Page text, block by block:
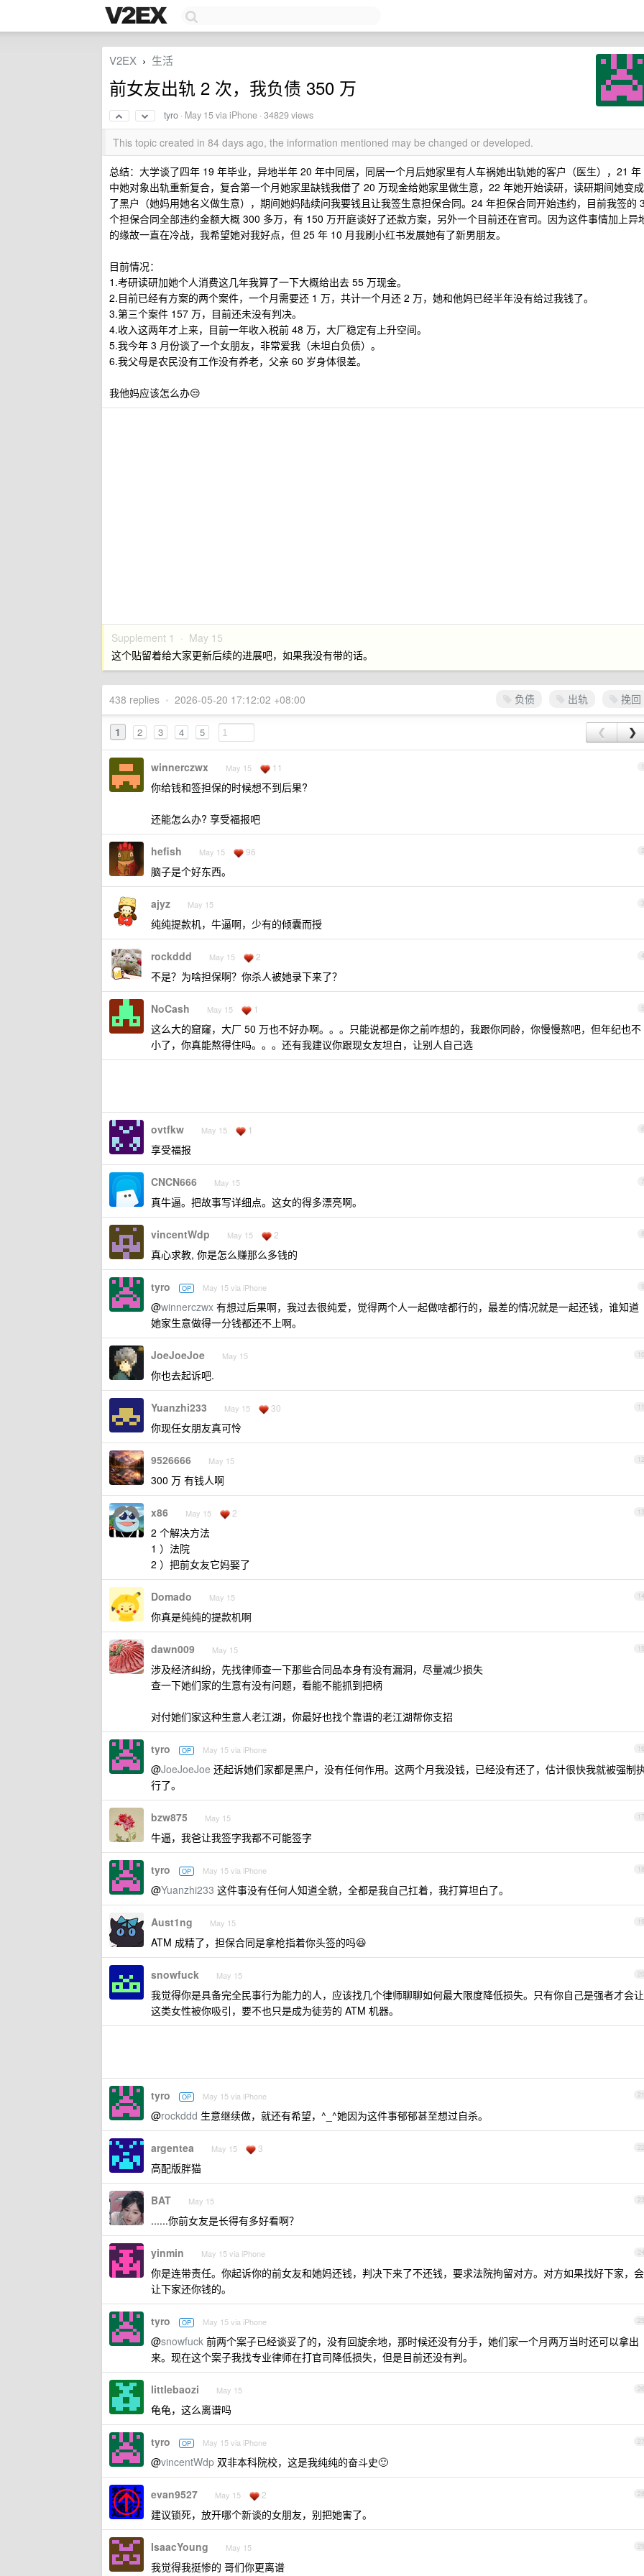
V2EX › 生活
前女友出轨 2 次，我负债 350 万
tyro · May 15via iPhone · 34829 views
This topic created in 84 days ago, the information mentioned may be changed or developed.
总结：大学谈了四年 19 年毕业，异地半年 20 年中同居，同居一个月后她家里有人车祸她出轨她的客户（医生），21 年
中她对象出轨重新复合，复合第一个月她家里缺钱我借了 20 万现金给她家里做生意，22 年她开始读研，读研期间她变成
了黑户（她妈用她名义做生意），期间她妈陆续问我要钱且让我签生意担保合同。24 年担保合同开始违约，目前我签的 3
个担保合同全部违约金额大概 300 多万，有 150 万开庭谈好了还款方案，另外一个目前还在官司。因为这件事情加上异
的缘故一直在冷战，我希望她对我好点，但 25 年 10 月我刷小红书发展她有了新男朋友。
目前情况：
1.考研读研加她个人消费这几年我算了一下大概给出去 55 万现金。
2.目前已经有方案的两个案件，一个月需要还 1 万，共计一个月还 2 万，她和他妈已经半年没有给过我钱了。
3.第三个案件 157 万，目前还未没有判决。
4.收入这两年才上来，目前一年收入税前 48 万，大厂稳定有上升空间。
5.我今年 3 月份谈了一个女朋友，非常爱我（未坦白负债）。
6.我父母是农民没有工作没有养老，父亲 60 岁身体很差。
我他妈应该怎么办😒
Supplement 1 · May 15
这个贴留着给大家更新后续的进展吧，如果我没有带的话。
负债 出轨 挽回
438 replies • 2026-05-20 17:12:02 +08:00
1 2 3 4 5 ❮ ❯
1
winnerczwx May 15 11
你给钱和签担保的时候想不到后果?
还能怎么办? 享受福报吧
2
hefish May 15 96
脑子是个好东西。
3
ajyz May 15
纯纯提款机，牛逼啊，少有的倾囊而授
4
rockddd May 15 2
不是？为啥担保啊？你杀人被她录下来了？
5
NoCash May 15 1
这么大的窟窿，大厂 50 万也不好办啊。。。只能说都是你之前咋想的，我跟你同龄，你慢慢熬吧，但年纪也不
小了，你真能熬得住吗。。。还有我建议你跟现女友坦白，让别人自己选
6
ovtfkw May 15 1
享受福报
7
CNCN666 May 15
真牛逼。把故事写详细点。这女的得多漂亮啊。
8
vincentWdp May 15 2
真心求教, 你是怎么赚那么多钱的
9
tyro OP May 15 via iPhone
@winnerczwx 有想过后果啊，我过去很纯爱，觉得两个人一起做啥都行的，最差的情况就是一起还钱，谁知道
她家生意做得一分钱都还不上啊。
10
JoeJoeJoe May 15
你也去起诉吧.
11
Yuanzhi233 May 15 30
你现任女朋友真可怜
12
9526666 May 15
300 万 有钱人啊
13
x86 May 15 2
2 个解决方法
1 ）法院
2 ）把前女友它妈娶了
14
Domado May 15
你真是纯纯的提款机啊
15
dawn009 May 15
涉及经济纠纷，先找律师查一下那些合同品本身有没有漏洞，尽量减少损失
查一下她们家的生意有没有问题，看能不能抓到把柄
对付她们家这种生意人老江湖，你最好也找个靠谱的老江湖帮你支招
16
tyro OP May 15 via iPhone
@JoeJoeJoe 还起诉她们家都是黑户，没有任何作用。这两个月我没钱，已经没有还了，估计很快我就被强制
行了。
17
bzw875 May 15
牛逼，我爸让我签字我都不可能签字
18
tyro OP May 15 via iPhone
@Yuanzhi233 这件事没有任何人知道全貌，全都是我自己扛着，我打算坦白了。
19
Aust1ng May 15
ATM 成精了，担保合同是拿枪指着你头签的吗😆
20
snowfuck May 15
我觉得你是具备完全民事行为能力的人，应该找几个律师聊聊如何最大限度降低损失。只有你自己是强者才会让
这类女性被你吸引，要不也只是成为徒劳的 ATM 机器。
21
tyro OP May 15 via iPhone
@rockddd 生意继续做，就还有希望，^_^她因为这件事郁郁甚至想过自杀。
22
argentea May 15 3
高配版胖猫
23
BAT May 15
......你前女友是长得有多好看啊？
24
yinmin May 15 via iPhone
你是连带责任。你起诉你的前女友和她妈还钱，判决下来了不还钱，要求法院拘留对方。对方如果找好下家，会
让下家还你钱的。
25
tyro OP May 15 via iPhone
@snowfuck 前两个案子已经谈妥了的，没有回旋余地，那时候还没有分手，她们家一个月两万当时还可以拿出
来。现在这个案子我找专业律师在打官司降低损失，但是目前还没有判。
26
littlebaozi May 15
龟龟，这么离谱吗
27
tyro OP May 15 via iPhone
@vincentWdp 双非本科院校，这是我纯纯的奋斗史🙂
28
evan9527 May 15 2
建议锁死，放开哪个新谈的女朋友，别把她害了。
29
IsaacYoung May 15
我觉得我挺惨的 哥们你更离谱